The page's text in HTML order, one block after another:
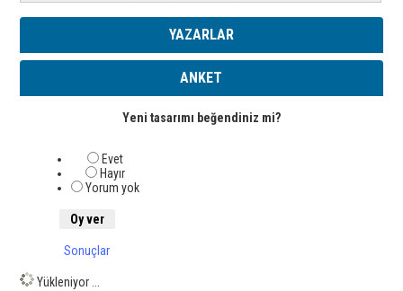
YAZARLAR
ANKET
Yeni tasarımı beğendiniz mi?
Evet
Hayır
Yorum yok
Sonuçlar
Yükleniyor ...